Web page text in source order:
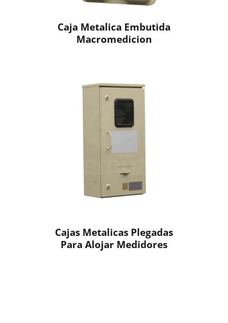
Caja Metalica Embutida
Macromedicion
Cajas Metalicas Plegadas
Para Alojar Medidores